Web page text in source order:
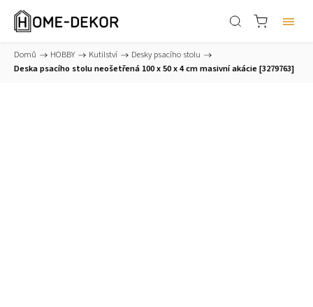
Domů / HOBBY / Kutilství / Desky psacího stolu /
Deska psacího stolu neošetřená 100 x 50 x 4 cm masivní akácie [3279763]